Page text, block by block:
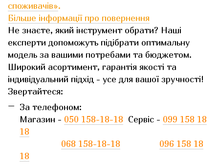
споживачів».
Більше інформації про повернення
Не знаєте, який інструмент обрати? Наші
експерти допоможуть підібрати оптимальну
модель за вашими потребами та бюджетом.
Широкий асортимент, гарантія якості та
індивідуальний підхід - усе для вашої зручності!
Звертайтеся:
За телефоном:
Магазин - 050 158-18-18 Сервіс - 099 158 18
18
068 158-18-18
096 158 18
18